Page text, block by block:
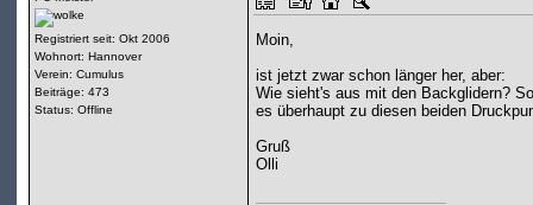
Registriert seit: Okt 2006
Wohnort: Hannover
Verein: Cumulus
Beiträge: 473
Status: Offline
Moin,
ist jetzt zwar schon länger her, aber:
Wie sieht's aus mit den Backglidern?
es überhaupt zu diesen beiden
Gruß
Olli